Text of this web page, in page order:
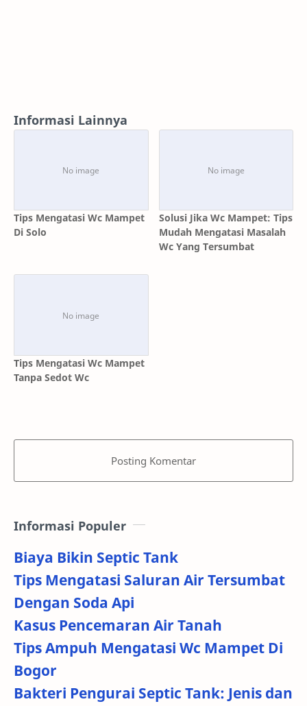
Informasi Lainnya
Tips Mengatasi Wc Mampet
Di Solo
Solusi Jika Wc Mampet: Tips
Mudah Mengatasi Masalah
Wc Yang Tersumbat
Tips Mengatasi Wc Mampet
Tanpa Sedot Wc
Posting Komentar
Informasi Populer
Biaya Bikin Septic Tank
Tips Mengatasi Saluran Air Tersumbat
Dengan Soda Api
Kasus Pencemaran Air Tanah
Tips Ampuh Mengatasi Wc Mampet Di
Bogor
Bakteri Pengurai Septic Tank: Jenis dan